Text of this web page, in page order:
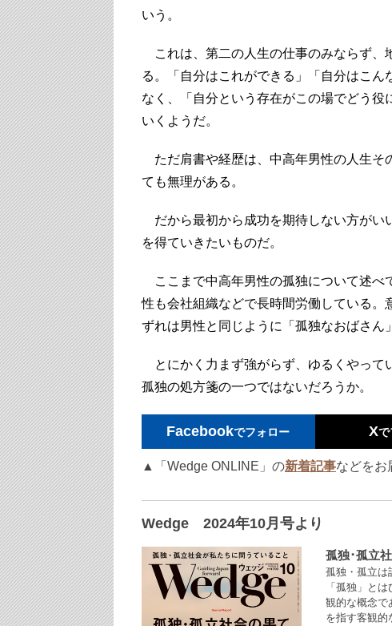
いう。
これは、第二の人生の仕事のみならず、
る。「自分はこれができる」「自分はこ
なく、「自分という存在がこの場でどう役
いくようだ。
ただ肩書や経歴は、中高年男性の人生そ
ても無理がある。
だから最初から成功を期待しない方がい
を得ていきたいものだ。
ここまで中高年男性の孤独について述べ
性も会社組織などで長時間労働している
ずれは男性と同じように「孤独なおばさん
とにかく力まず強がらず、ゆるくやって
孤独の処方箋の一つではないだろうか。
Facebookでフォロー Xで
▲「Wedge ONLINE」の新着記事などをお
Wedge 2024年10月号より
孤独･孤立
孤独・孤立は
「孤独」と
観的な概念で
を指す客観的